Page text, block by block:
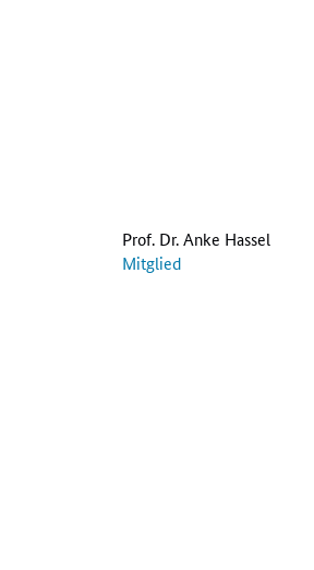
Prof. Dr. Anke Hassel
Mitglied